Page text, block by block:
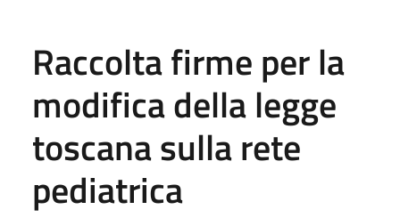
Raccolta firme per la
modifica della legge
toscana sulla rete
pediatrica